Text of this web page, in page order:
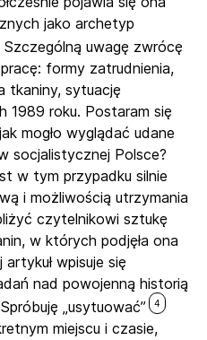
jako archetyp
Szczególną uwagę zwrócę
formy zatrudnienia,
tkaniny, sytuację
1989 roku. Postaram się
mogło wyglądać udane
socjalistycznej Polsce?
w tym przypadku silnie
i możliwością utrzymania
czytelnikowi sztukę
w których podjęła ona
wpisuje się
nad powojenną historią
„usytuować” 4
miejscu i czasie,